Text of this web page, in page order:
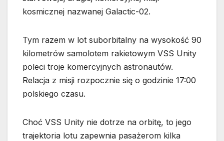
kosmicznej nazwanej Galactic-02.
Tym razem w lot suborbitalny na wysokość 90
kilometrów samolotem rakietowym VSS Unity
poleci troje komercyjnych astronautów.
Relacja z misji rozpocznie się o godzinie 17:00
polskiego czasu.
Choć VSS Unity nie dotrze na orbitę, to jego
trajektoria lotu zapewnia pasażerom kilka